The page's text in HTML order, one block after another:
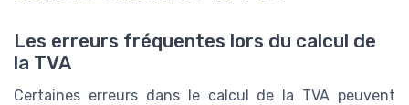
Les erreurs fréquentes lors du calcul de
la TVA
Certaines erreurs dans le calcul de la TVA peuvent